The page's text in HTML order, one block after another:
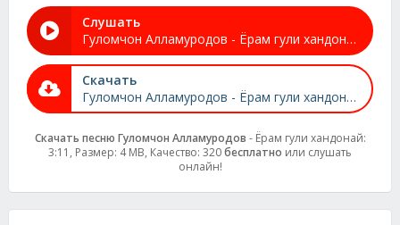
Слушать
Гуломчон Алламуродов - Ёрам гули хандонай
Скачать
Гуломчон Алламуродов - Ёрам гули хандонай
Скачать песню Гуломчон Алламуродов - Ёрам гули хандонай:
3:11, Размер: 4 MB, Качество: 320бесплатно или слушать
онлайн!